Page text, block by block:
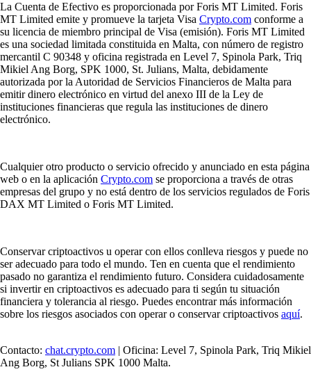
La Cuenta de Efectivo es proporcionada por Foris MT Limited. Foris
MT Limited emite y promueve la tarjeta Visa Crypto.com conforme a
su licencia de miembro principal de Visa (emisión). Foris MT Limited
es una sociedad limitada constituida en Malta, con número de registro
mercantil C 90348 y oficina registrada en Level 7, Spinola Park, Triq
Mikiel Ang Borg, SPK 1000, St. Julians, Malta, debidamente
autorizada por la Autoridad de Servicios Financieros de Malta para
emitir dinero electrónico en virtud del anexo III de la Ley de
instituciones financieras que regula las instituciones de dinero
electrónico.
Cualquier otro producto o servicio ofrecido y anunciado en esta página
web o en la aplicación Crypto.com se proporciona a través de otras
empresas del grupo y no está dentro de los servicios regulados de Foris
DAX MT Limited o Foris MT Limited.
Conservar criptoactivos u operar con ellos conlleva riesgos y puede no
ser adecuado para todo el mundo. Ten en cuenta que el rendimiento
pasado no garantiza el rendimiento futuro. Considera cuidadosamente
si invertir en criptoactivos es adecuado para ti según tu situación
financiera y tolerancia al riesgo. Puedes encontrar más información
sobre los riesgos asociados con operar o conservar criptoactivos aquí.
Contacto: chat.crypto.com | Oficina: Level 7, Spinola Park, Triq Mikiel
Ang Borg, St Julians SPK 1000 Malta.